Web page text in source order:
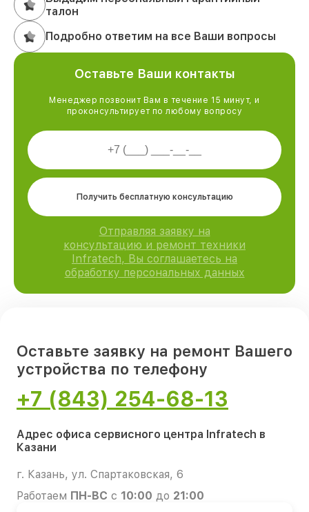
талон
Подробно ответим на все Ваши вопросы
Оставьте Ваши контакты
Менеджер позвонит Вам в течение 15 минут, и
проконсультирует по любому вопросу
Получить бесплатную консультацию
Отправляя заявку на
консультацию и ремонт техники
Infratech, Вы соглашаетесь на
обработку персональных данных
Оставьте заявку на ремонт Вашего
устройства по телефону
+7 (843) 254-68-13
Адрес офиса сервисного центра Infratech в
Казани
г. Казань, ул. Спартаковская, 6
Работаем ПН-ВС с 10:00 до 21:00